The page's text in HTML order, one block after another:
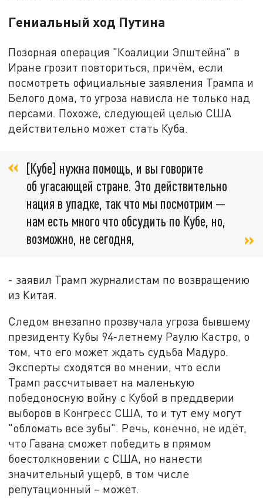
Гениальный ход Путина
Позорная операция "Коалиции Эпштейна" в
Иране грозит повториться, причём, если
посмотреть официальные заявления Трампа и
Белого дома, то угроза нависла не только над
персами. Похоже, следующей целью США
действительно может стать Куба.
[Кубе] нужна помощь, и вы говорите
об угасающей стране. Это действительно
нация в упадке, так что мы посмотрим —
нам есть много что обсудить по Кубе, но,
возможно, не сегодня,
- заявил Трамп журналистам по возвращению
из Китая.
Следом внезапно прозвучала угроза бывшему
президенту Кубы 94-летнему Раулю Кастро, о
том, что его может ждать судьба Мадуро.
Эксперты сходятся во мнении, что если
Трамп рассчитывает на маленькую
победоносную войну с Кубой в преддверии
выборов в Конгресс США, то и тут ему могут
"обломать все зубы". Речь, конечно, не идёт,
что Гавана сможет победить в прямом
боестолкновении с США, но нанести
значительный ущерб, в том числе
репутационный – может.